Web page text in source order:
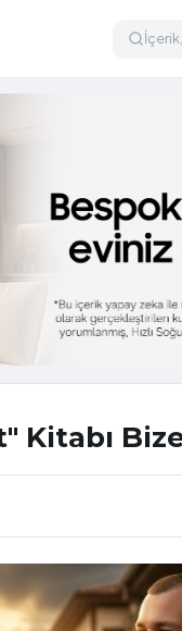
Kitabı